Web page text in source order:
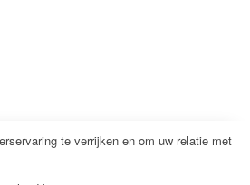
te verrijken en om uw relatie met